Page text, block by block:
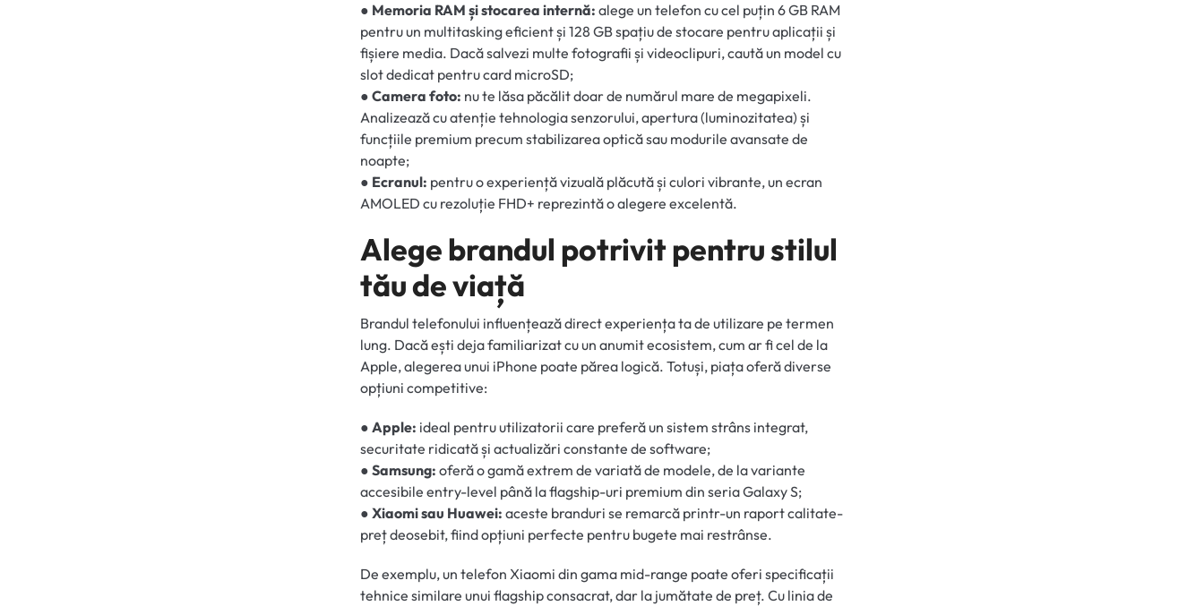
● Memoria RAM și stocarea internă:alege un telefon cu cel puțin 6 GB RAM
pentru un multitasking eficient și 128 GB spațiu de stocare pentru aplicații și
fișiere media. Dacă salvezi multe fotografii și videoclipuri, caută un model cu
slot dedicat pentru card microSD;
● Camera foto: nu te lăsa păcălit doar de numărul mare de megapixeli.
Analizează cu atenție tehnologia senzorului, apertura (luminozitatea) și
funcțiile premium precum stabilizarea optică sau modurile avansate de
noapte;
● Ecranul: pentru o experiență vizuală plăcută și culori vibrante, un ecran
AMOLED cu rezoluție FHD+ reprezintă o alegere excelentă.
Alege brandul potrivit pentru stilul
tău de viață
Brandul telefonului influențează direct experiența ta de utilizare pe termen
lung. Dacă ești deja familiarizat cu un anumit ecosistem, cum ar fi cel de la
Apple, alegerea unui iPhone poate părea logică. Totuși, piața oferă diverse
opțiuni competitive:
● Apple: ideal pentru utilizatorii care preferă un sistem strâns integrat,
securitate ridicată și actualizări constante de software;
● Samsung:oferă o gamă extrem de variată de modele, de la variante
accesibile entry-level până la flagship-uri premium din seria Galaxy S;
● Xiaomi sau Huawei:aceste branduri se remarcă printr-un raport calitate-
preț deosebit, fiind opțiuni perfecte pentru bugete mai restrânse.
De exemplu, un telefon Xiaomi din gama mid-range poate oferi specificații
tehnice similare unui flagship consacrat, dar la jumătate de preț. Cu linia de